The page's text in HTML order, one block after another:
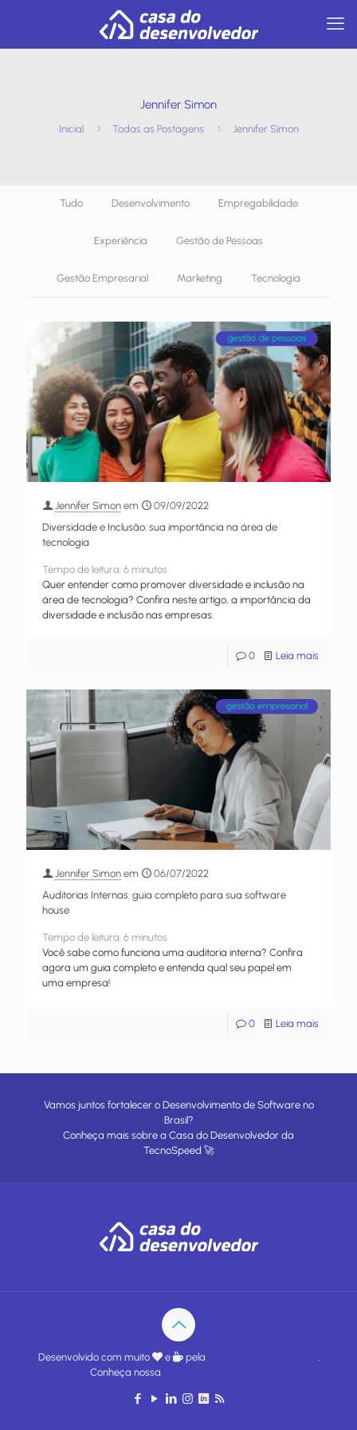
Jennifer Simon
Inicial Todas as Postagens Jennifer Simon
Tudo Desenvolvimento Empregabilidade
Experiência Gestão de Pessoas
Gestão Empresarial Marketing Tecnologia
Jennifer Simon em
09/09/2022
Diversidade e Inclusão: sua importância na área de
tecnologia.
Tempo de leitura: 6 minutos
Quer entender como promover diversidade e inclusão na
área de tecnologia? Confira neste artigo, a importância da
diversidade e inclusão nas empresas.
0 Leia mais
Jennifer Simon em
06/07/2022
Auditorias Internas: guia completo para sua software
house
Tempo de leitura: 6 minutos
Você sabe como funciona uma auditoria interna? Confira
agora um guia completo e entenda qual seu papel em
uma empresa!
0 Leia mais
Vamos juntos fortalecer o Desenvolvimento de Software no
Brasil?
Conheça mais sobre a Casa do Desenvolvedor da
TecnoSpeed 🚀
Desenvolvido com muito e pela
Conheça nossa